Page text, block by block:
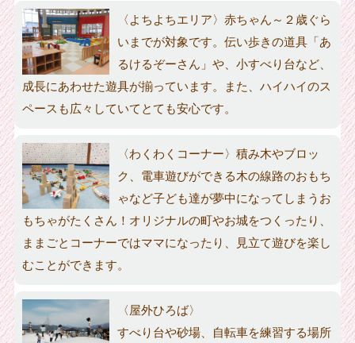
〈よちよちエリア〉赤ちゃん～２歳ぐら
いまでが対象です。伝い歩きの道具「あ
るけるぞーさん」や、小すべり台など、
成長にあわせた遊具が揃っています。また、ハイハイのス
ペースも広々していてとても安心です。
〈わくわくコーナー〉積み木やブロッ
ク、電車遊びができる木の線路のおもち
ゃなど子ども達が夢中になってしまうお
もちゃがたくさん！オリジナルの町やお城をつくったり、
ままごとコーナーではママになったり、見立て遊びを楽し
むことができます。
〈屋外ひろば〉
すべり台や砂場、自転車を練習する場所